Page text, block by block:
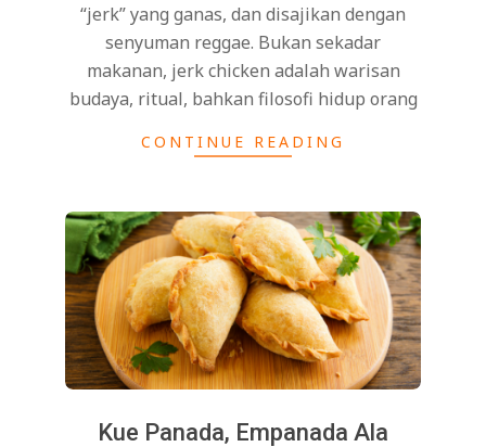
“jerk” yang ganas, dan disajikan dengan
senyuman reggae. Bukan sekadar
makanan, jerk chicken adalah warisan
budaya, ritual, bahkan filosofi hidup orang
CONTINUE READING
Kue Panada, Empanada Ala